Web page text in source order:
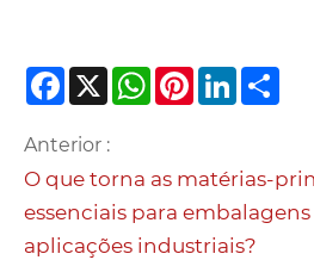
Facebook
X WhatsApp
Pinterest
LinkedIn
Anterior :
O que torna as matérias-
essenciais para
aplicações industriais?